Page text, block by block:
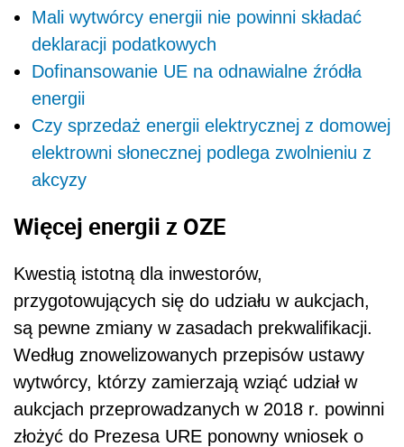
Mali wytwórcy energii nie powinni składać
deklaracji podatkowych
Dofinansowanie UE na odnawialne źródła
energii
Czy sprzedaż energii elektrycznej z domowej
elektrowni słonecznej podlega zwolnieniu z
akcyzy
Więcej energii z OZE
Kwestią istotną dla inwestorów,
przygotowujących się do udziału w aukcjach,
są pewne zmiany w zasadach prekwalifikacji.
Według znowelizowanych przepisów ustawy
wytwórcy, którzy zamierzają wziąć udział w
aukcjach przeprowadzanych w 2018 r. powinni
złożyć do Prezesa URE ponowny wniosek o